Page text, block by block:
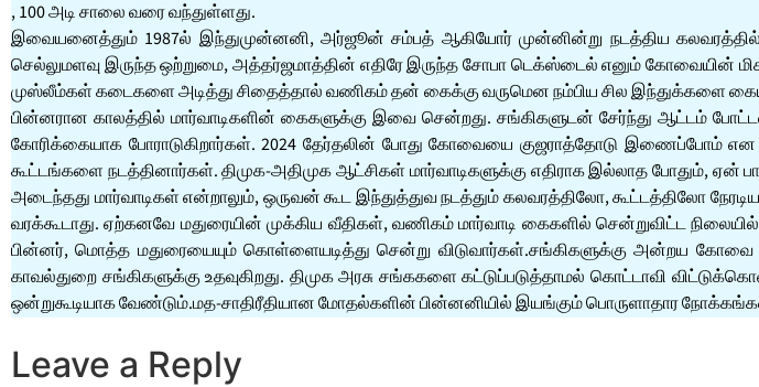
, 100 அடி சாலை வரை வந்துள்ளது.
இவையனைத்தும் 1987ல் இந்துமுன்னனி, அர்ஜூன் சம்பத் ஆகியோர் முன்னின்று நடத்திய
செல்லுமளவு இருந்த ஒற்றுமை, அத்தர்ஜமாத்தின் எதிரே இருந்த சோபா டெக்ஸ்டைல் எனும் கோவையின்
முஸ்லீம்கள் கடைகளை அடித்து சிதைத்தால் வணிகம் தன் கைக்கு வருமென நம்பிய சில இந்துக்களை
பின்னரான காலத்தில் மார்வாடிகளின் கைகளுக்கு இவை சென்றது. சங்கிகளுடன் சேர்ந்து ஆட்டம்
கோரிக்கையாக போராடுகிறார்கள். 2024 தேர்தலின் போது கோவையை குஜராத்தோடு இணைப்போம்
கூட்டங்களை நடத்தினார்கள். திமுக-அதிமுக ஆட்சிகள் மார்வாடிகளுக்கு எதிராக இல்லாத போதும்,
அடைந்தது மார்வாடிகள் என்றாலும், ஒருவன் கூட இந்துத்துவ நடத்தும் கலவரத்திலோ, கூட்டத்திலோ
வரக்கூடாது. ஏற்கனவே மதுரையின் முக்கிய வீதிகள், வணிகம் மார்வாடி கைகளில் சென்றுவிட்ட
பின்னர், மொத்த மதுரையையும் கொள்ளையடித்து சென்று விடுவார்கள்.சங்கிகளுக்கு அன்றய கோவை
காவல்துறை சங்கிகளுக்கு உதவுகிறது. திமுக அரசு சங்ககளை கட்டுப்படுத்தாமல் கொட்டாவி
ஒன்றுகூடியாக வேண்டும்.மத-சாதிரீதியான மோதல்களின் பின்னனியில் இயங்கும் பொருளாதார
Leave a Reply